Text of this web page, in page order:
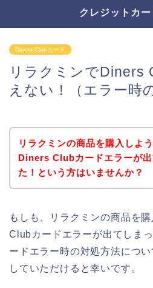
クレジットカ
Diners Clubカード
リラクミンでDiners
えない！（エラー時
リラクミンの商品を購入しよう
Diners Clubカードエラーが出
た！という方はいませんか？
もしも、リラクミンの商品を
Clubカードエラーが出てしま
ードエラー時の対処方法につ
していただけると幸いです。